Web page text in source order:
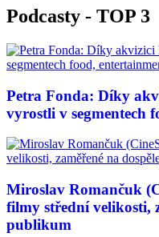
Podcasty - TOP 3
Petra Fonda: Díky
vyrostli v segmentech
Miroslav Romančuk
filmy střední velikosti,
publikum